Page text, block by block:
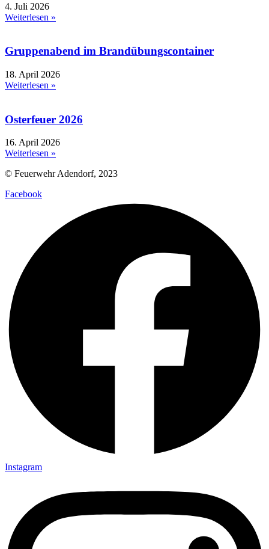
4. Juli 2026
Weiterlesen »
Gruppenabend im Brandübungscontainer
18. April 2026
Weiterlesen »
Osterfeuer 2026
16. April 2026
Weiterlesen »
© Feuerwehr Adendorf, 2023
Facebook
Instagram